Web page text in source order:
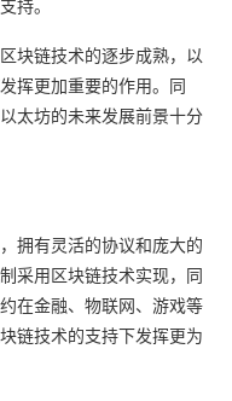
持。
块链技术的逐步成熟，以
挥更加重要的作用。同
太坊的未来发展前景十分
拥有灵活的协议和庞大的
采用区块链技术实现，同
在金融、物联网、游戏等
链技术的支持下发挥更为